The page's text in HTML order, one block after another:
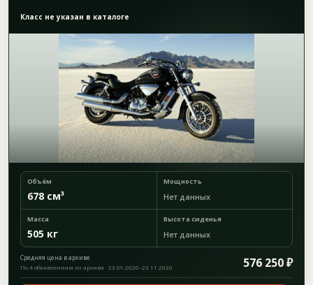
Класс не указан в каталоге
Объём
678 см³
Мощность
Нет данных
Масса
505 кг
Высота сиденья
Нет данных
Средняя цена в архиве 576 250 ₽
По 4 объявлениям из архива · 23.09.2020–23.11.2020